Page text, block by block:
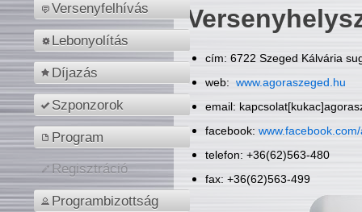
Versenyfelhívás
Lebonyolítás
Díjazás
Szponzorok
Program
Regisztráció
Programbizottság
cím: 6722 Szeged Kálvária
web: www.agoraszeged.hu
email:
facebook:
telefon: +36(62)563-480
fax: +36(62)563-499